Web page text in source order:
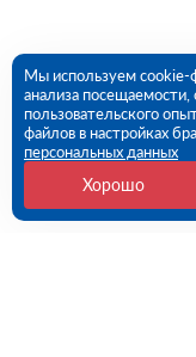
Мы используем cookie-
анализа
пользовательского
файлов в настройках
персональных данных
Хорошо